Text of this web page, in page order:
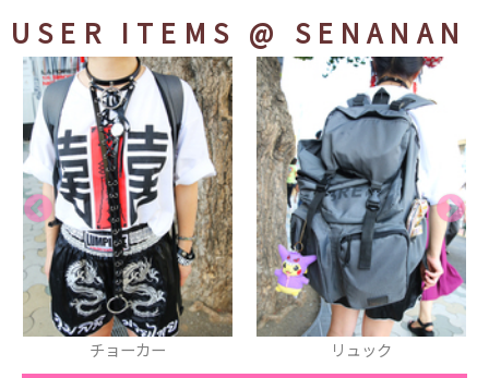
USER ITEMS @ SENANAN
リュック ショートパンツ